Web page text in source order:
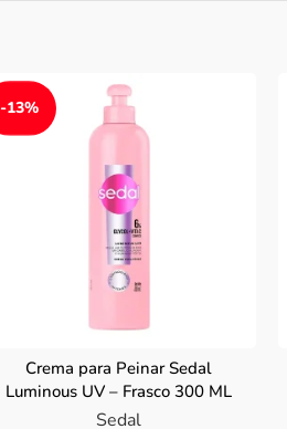
-13%
Crema para Peinar Sedal
Luminous UV – Frasco 300 ML
Sedal